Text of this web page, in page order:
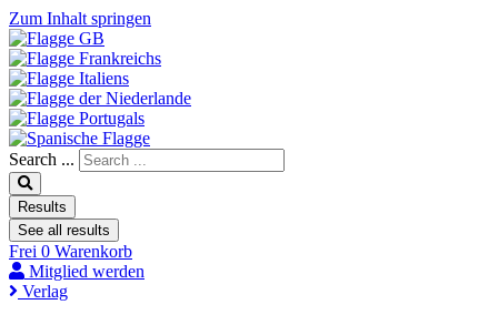
Zum Inhalt springen
Search ...
Results
See all results
Frei 0 Warenkorb
Mitglied werden
Verlag